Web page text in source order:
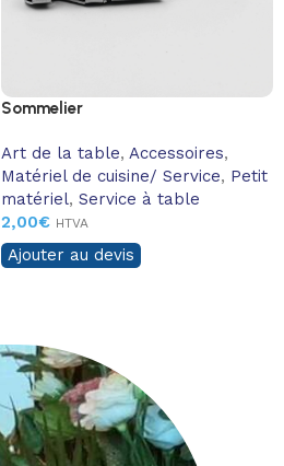
Sommelier
Art de la table, Accessoires,
Matériel de cuisine/ Service, Petit
matériel, Service à table
2,00€ HTVA
Ajouter au devis